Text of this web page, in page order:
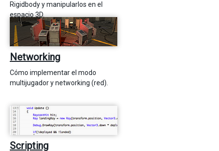
Rigidbody y manipularlos en el
espacio 3D.
Networking
Cómo implementar el modo
multijugador y networking (red).
Scripting